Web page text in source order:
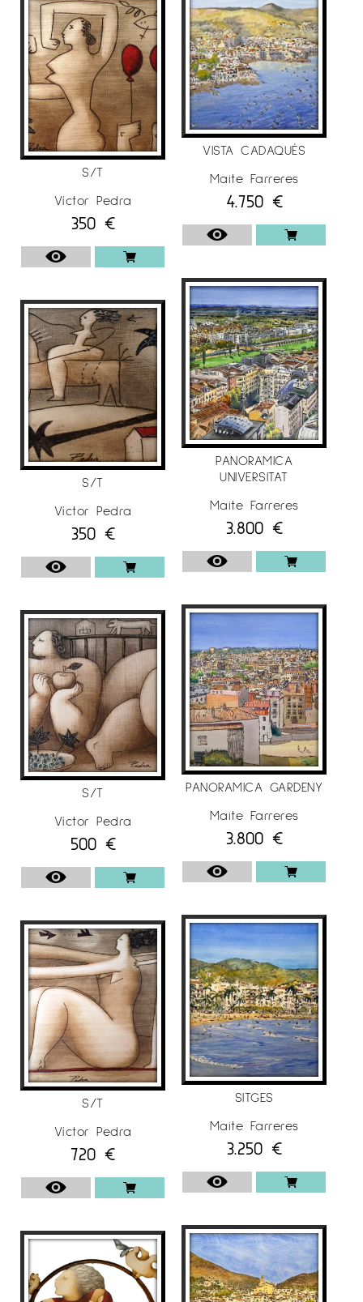
S/T
Víctor Pedra
350 €
S/T
Víctor Pedra
350 €
S/T
Víctor Pedra
500 €
S/T
Víctor Pedra
720 €
VISTA CADAQUÉS
Maite Farreres
4.750 €
PANORAMICA
UNIVERSITAT
Maite Farreres
3.800 €
PANORAMICA GARDENY
Maite Farreres
3.800 €
SITGES
Maite Farreres
3.250 €